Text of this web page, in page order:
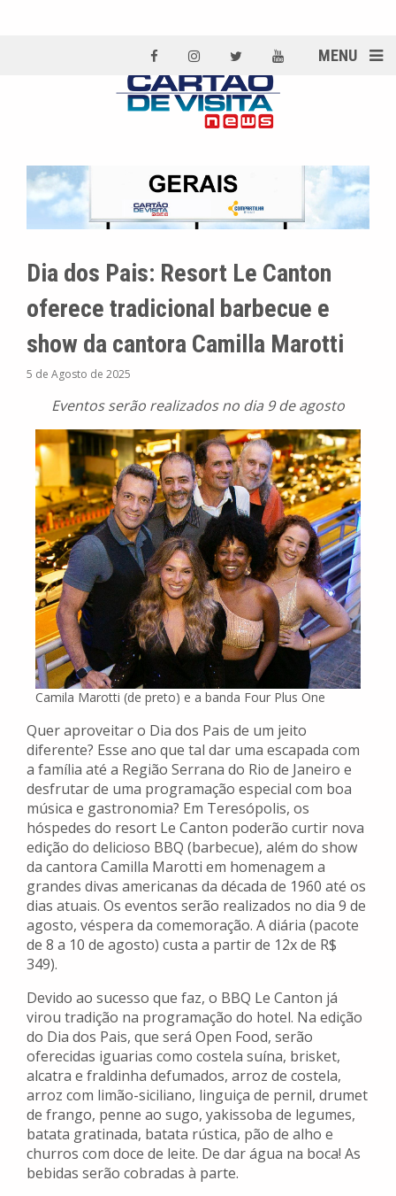
MENU
Dia dos Pais: Resort Le Canton
oferece tradicional barbecue e
show da cantora Camilla Marotti
5 de Agosto de 2025
Eventos serão realizados no dia 9 de agosto
Camila Marotti (de preto) e a banda Four Plus One
Quer aproveitar o Dia dos Pais de um jeito
diferente? Esse ano que tal dar uma escapada com
a família até a Região Serrana do Rio de Janeiro e
desfrutar de uma programação especial com boa
música e gastronomia? Em Teresópolis, os
hóspedes do resort Le Canton poderão curtir nova
edição do delicioso BBQ (barbecue), além do show
da cantora Camilla Marotti em homenagem a
grandes divas americanas da década de 1960 até os
dias atuais. Os eventos serão realizados no dia 9 de
agosto, véspera da comemoração. A diária (pacote
de 8 a 10 de agosto) custa a partir de 12x de R$
349).
Devido ao sucesso que faz, o BBQ Le Canton já
virou tradição na programação do hotel. Na edição
do Dia dos Pais, que será Open Food, serão
oferecidas iguarias como costela suína, brisket,
alcatra e fraldinha defumados, arroz de costela,
arroz com limão-siciliano, linguiça de pernil, drumet
de frango, penne ao sugo, yakissoba de legumes,
batata gratinada, batata rústica, pão de alho e
churros com doce de leite. De dar água na boca! As
bebidas serão cobradas à parte.